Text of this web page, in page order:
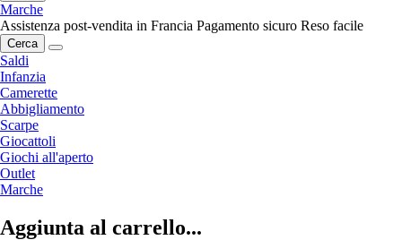
Marche
Assistenza post-vendita in Francia Pagamento sicuro Reso facile
Cerca
Saldi
Infanzia
Camerette
Abbigliamento
Scarpe
Giocattoli
Giochi all'aperto
Outlet
Marche
Aggiunta al carrello...